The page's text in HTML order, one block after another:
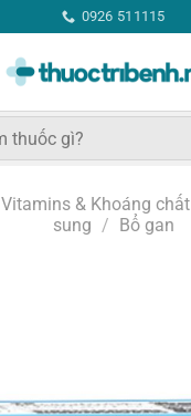
0926 511115
Vitamins & Khoáng chất
sung / Bổ gan